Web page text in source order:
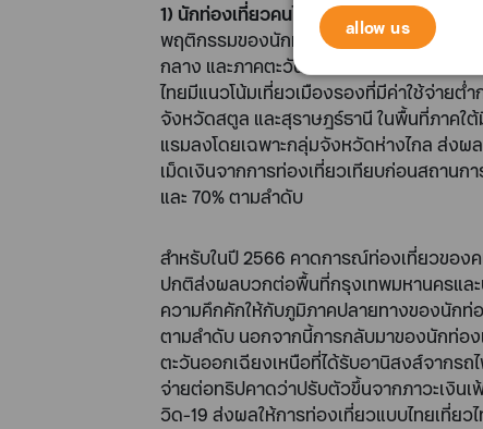
1) นักท่องเที่ยวคนไทย ปี 2565 พบพฤติกรร
พฤติกรรมของนักท่องเที่ยวคนไทยดังนี้ 1) เ
กลาง และภาคตะวันตก ฟื้นตัวเทียบช่วงก่อ
ไทยมีแนวโน้มเที่ยวเมืองรองที่มีค่าใช้จ่ายต่
จังหวัดสตูล และสุราษฎร์ธานี ในพื้นที่ภาคใ
แรมลงโดยเฉพาะกลุ่มจังหวัดห่างไกล ส่งผ
เม็ดเงินจากการท่องเที่ยวเทียบก่อนสถาน
และ 70% ตามลำดับ
สำหรับในปี 2566 คาดการณ์ท่องเที่ยวของ
ปกติส่งผลบวกต่อพื้นที่กรุงเทพมหานครแล
ความคึกคักให้กับภูมิภาคปลายทางของนักท่
ตามลำดับ นอกจากนี้การกลับมาของนักท่อ
ตะวันออกเฉียงเหนือที่ได้รับอานิสงส์จากร
จ่ายต่อทริปคาดว่าปรับตัวขึ้นจากภาวะเงิน
วิด-19 ส่งผลให้การท่องเที่ยวแบบไทยเที่ยว
allow us